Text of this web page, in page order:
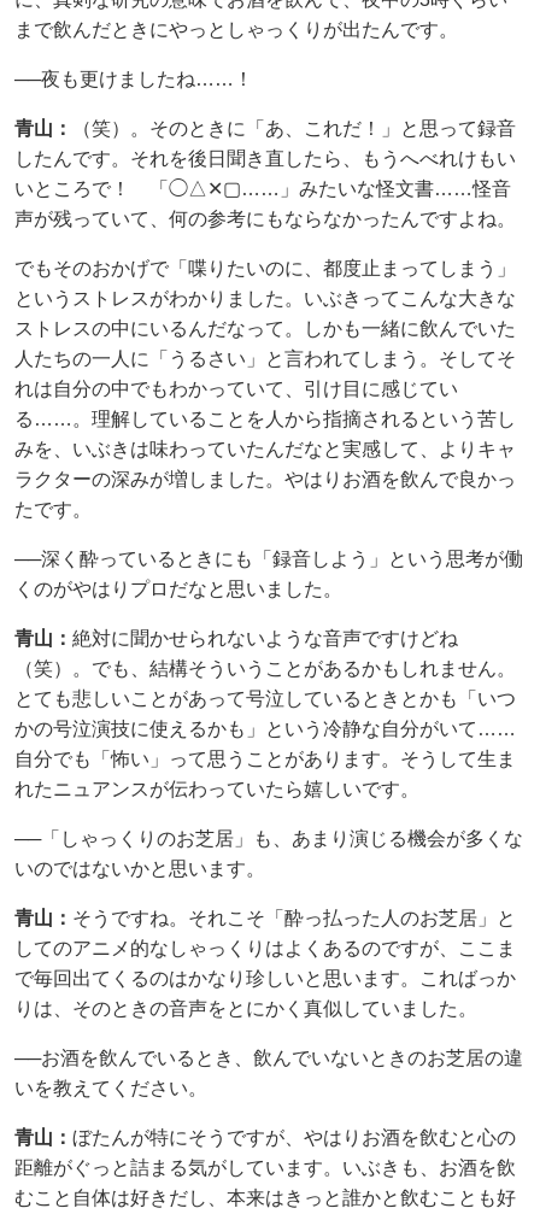
まで飲んだときにやっとしゃっくりが出たんです。
──夜も更けましたね……！
青山：
（笑）。そのときに「あ、これだ！」と思って録音
したんです。それを後日聞き直したら、もうへべれけもい
いところで！ 「◯△✕▢……」みたいな怪文書……怪音
声が残っていて、何の参考にもならなかったんですよね。
でもそのおかげで「喋りたいのに、都度止まってしまう」
というストレスがわかりました。いぶきってこんな大きな
ストレスの中にいるんだなって。しかも一緒に飲んでいた
人たちの一人に「うるさい」と言われてしまう。そしてそ
れは自分の中でもわかっていて、引け目に感じてい
る……。理解していることを人から指摘されるという苦し
みを、いぶきは味わっていたんだなと実感して、よりキャ
ラクターの深みが増しました。やはりお酒を飲んで良かっ
たです。
──深く酔っているときにも「録音しよう」という思考が働
くのがやはりプロだなと思いました。
青山： 絶対に聞かせられないような音声ですけどね
（笑）。でも、結構そういうことがあるかもしれません。
とても悲しいことがあって号泣しているときとかも「いつ
かの号泣演技に使えるかも」という冷静な自分がいて……
自分でも「怖い」って思うことがあります。そうして生ま
れたニュアンスが伝わっていたら嬉しいです。
──「しゃっくりのお芝居」も、あまり演じる機会が多くな
いのではないかと思います。
青山： そうですね。それこそ「酔っ払った人のお芝居」と
してのアニメ的なしゃっくりはよくあるのですが、ここま
で毎回出てくるのはかなり珍しいと思います。こればっか
りは、そのときの音声をとにかく真似していました。
──お酒を飲んでいるとき、飲んでいないときのお芝居の違
いを教えてください。
青山： ぼたんが特にそうですが、やはりお酒を飲むと心の
距離がぐっと詰まる気がしています。いぶきも、お酒を飲
むこと自体は好きだし、本来はきっと誰かと飲むことも好